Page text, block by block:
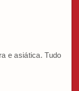
e asiática. Tudo